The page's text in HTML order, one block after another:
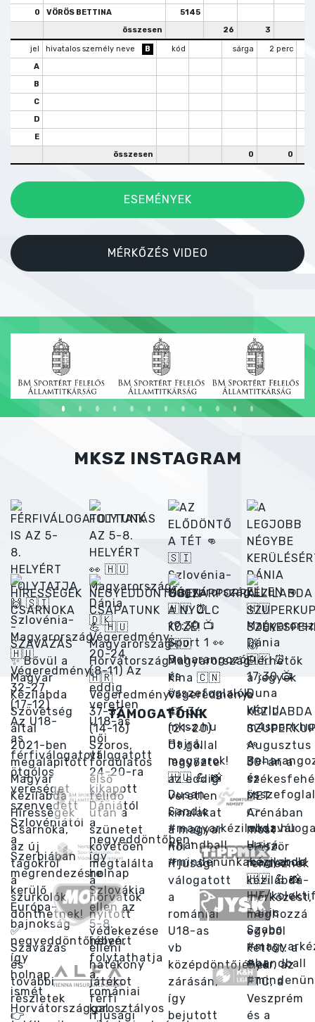
0
VÖRÖS BETTINA
5145
összesen
26 3
jel hivatalos személy neve B kód sárga 2 perc
A
B
C
D
E
összesen
0 0
ESEMÉNYEK
MÉRKŐZÉS VIDEO
MKSZ INSTAGRAM
TÁMOGATÓINK